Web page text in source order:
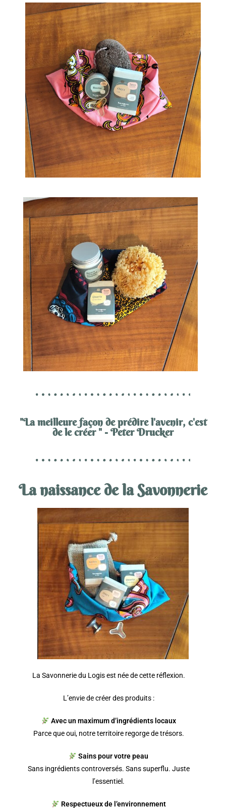
"La meilleure façon de prédire l'avenir, c'est
de le créer " - Peter Drucker
La naissance de la Savonnerie
La Savonnerie du Logis est née de cette réflexion.
L’envie de créer des produits :
Avec un maximum d’ingrédients locaux
Parce que oui, notre territoire regorge de trésors.
Sains pour votre peau
Sans ingrédients controversés. Sans superflu. Juste
l’essentiel.
Respectueux de l’environnement